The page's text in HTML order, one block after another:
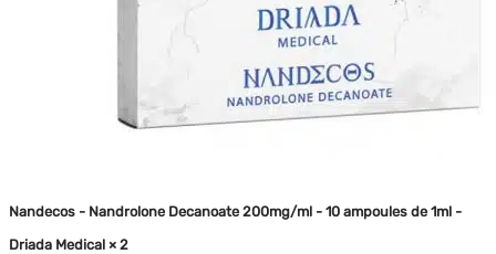
Nandecos - Nandrolone Decanoate 200mg/ml - 10 ampoules de 1ml -
Driada Medical × 2